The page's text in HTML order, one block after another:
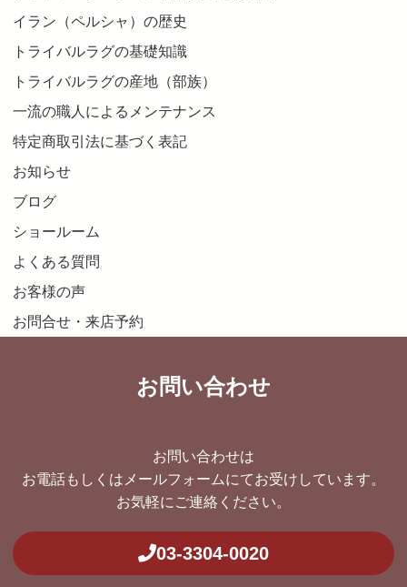
イラン（ペルシャ）の歴史
トライバルラグの基礎知識
トライバルラグの産地（部族）
一流の職人によるメンテナンス
特定商取引法に基づく表記
お知らせ
ブログ
ショールーム
よくある質問
お客様の声
お問合せ・来店予約
お問い合わせ
お問い合わせは
お電話もしくはメールフォームにてお受けしています。
お気軽にご連絡ください。
03-3304-0020